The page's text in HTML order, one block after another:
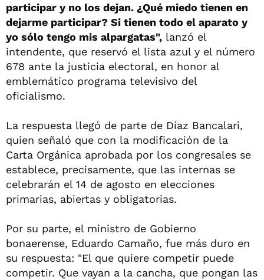
participar y no los dejan. ¿Qué miedo tienen en
dejarme participar? Si tienen todo el aparato y
yo sólo tengo mis alpargatas", lanzó el
intendente, que reservó el lista azul y el número
678 ante la justicia electoral, en honor al
emblemático programa televisivo del
oficialismo.
La respuesta llegó de parte de Díaz Bancalari,
quien señaló que con la modificación de la
Carta Orgánica aprobada por los congresales se
establece, precisamente, que las internas se
celebrarán el 14 de agosto en elecciones
primarias, abiertas y obligatorias.
Por su parte, el ministro de Gobierno
bonaerense, Eduardo Camaño, fue más duro en
su respuesta: "El que quiere competir puede
competir. Que vayan a la cancha, que pongan las